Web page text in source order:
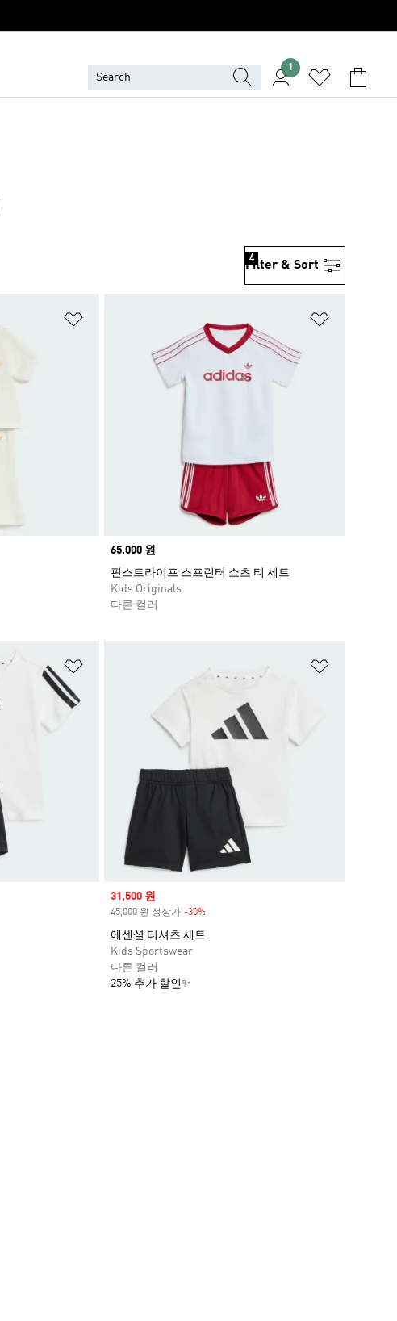
1
Filter & Sort
4
Price
65,000 원
핀스트라이프 스프린터 쇼츠 티 세트
Kids Originals
다른 컬러
Sale price
31,500 원
45,000 원 정상가 -30%Discount
에센셜 티셔츠 세트
Kids Sportswear
다른 컬러
25% 추가 할인✨